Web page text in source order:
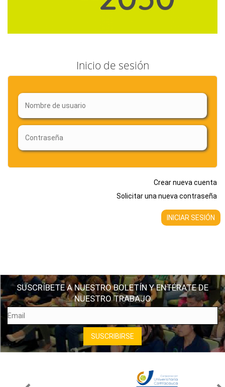
Inicio de sesión
Crear nueva cuenta
Solicitar una nueva contraseña
SUSCRÍBETE A NUESTRO BOLETÍN Y ENTÉRATE DE
NUESTRO TRABAJO